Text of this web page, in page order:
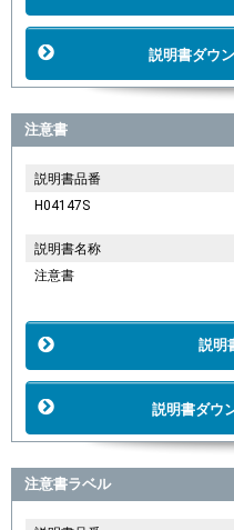
説明書ダウ
注意書
説明書品番
H04147S
説明書名称
注意書
説明
説明書ダウ
注意書ラベル